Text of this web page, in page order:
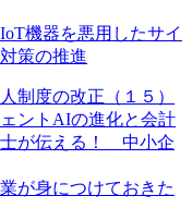
機器を悪用したサイ
策の推進
制度の改正（１５）
ントAIの進化と会計
が伝える！ 中小企
が身につけておきた